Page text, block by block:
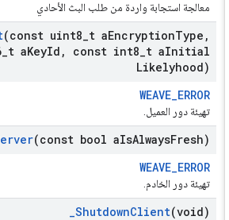
معالجة استجابة واردة من طلب البث الأحادي
(const uint8 _ t aEncryptionType
_ t aKeyId const int8 _ t aInitial
Likelyhood)
WEAVE_ERROR
تهيئة دور العميل.
Server(const bool aIsAlwaysFresh)
WEAVE_ERROR
تهيئة دور الخادم.
_ShutdownClient(void)